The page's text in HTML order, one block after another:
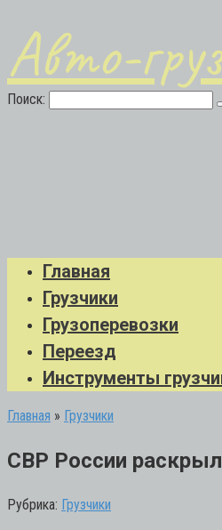
Авто-
Поиск:
Главная
Грузчики
Грузоперевозки
Переезд
Инструменты
Главная » Грузчики
СВР России
Рубрика: Грузчики